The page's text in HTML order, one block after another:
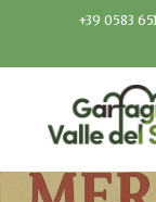
+39 0583